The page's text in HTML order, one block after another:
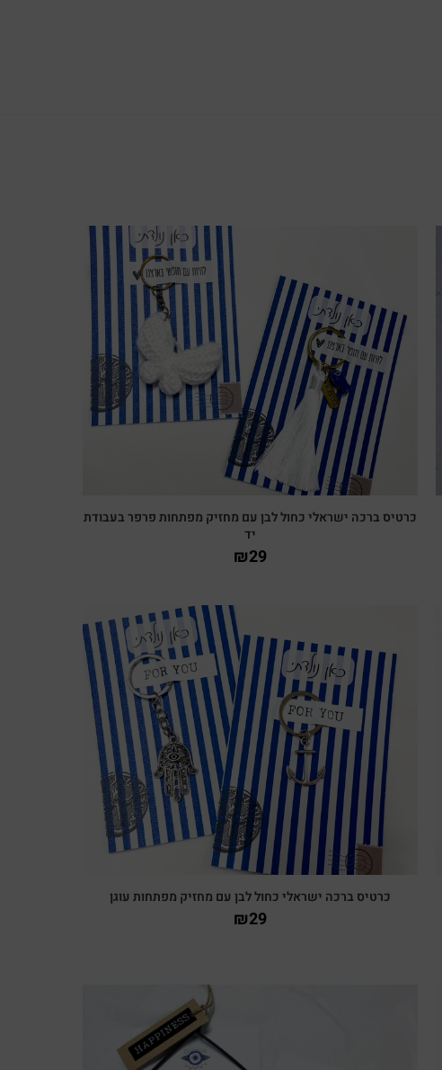
צפייה מהירה
כרטיס ברכה ישראלי כחול לבן עם מחזיק מפתחות פרפר בעבודת
יד
₪29
צפייה מהירה
כרטיס ברכה ישראלי כחול לבן עם מחזיק מפתחות עוגן
₪29